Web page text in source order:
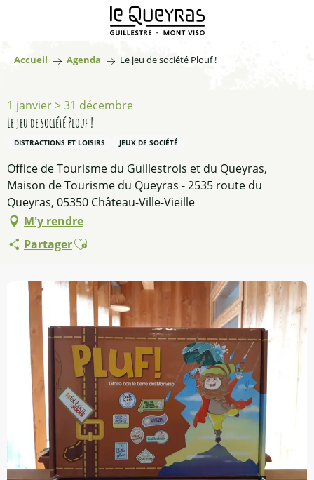
principal
Accueil Agenda Le jeu de société Plouf !
1 janvier > 31 décembre
Le jeu de société Plouf !
DISTRACTIONS ET LOISIRS JEUX DE SOCIÉTÉ
Office de Tourisme du Guillestrois et du Queyras,
Maison de Tourisme du Queyras - 2535 route du
Queyras, 05350 Château-Ville-Vieille
M'y rendre
PartagerAjouter aux favoris